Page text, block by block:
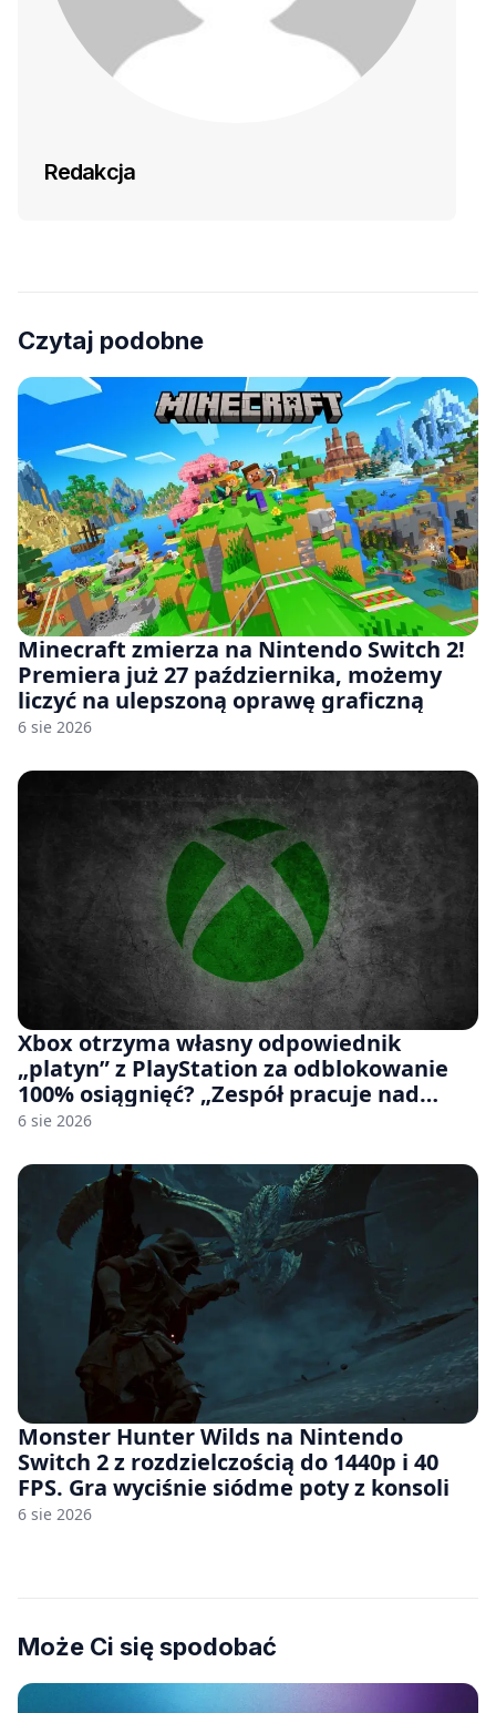
Redakcja
Czytaj podobne
Minecraft zmierza na Nintendo Switch 2!
Premiera już 27 października, możemy
liczyć na ulepszoną oprawę graficzną
6 sie 2026
Xbox otrzyma własny odpowiednik
„platyn” z PlayStation za odblokowanie
100% osiągnięć? „Zespół pracuje nad
czymś, co ma się pojawić jeszcze w tym
6 sie 2026
Monster Hunter Wilds na Nintendo
Switch 2 z rozdzielczością do 1440p i 40
FPS. Gra wyciśnie siódme poty z konsoli
6 sie 2026
Może Ci się spodobać